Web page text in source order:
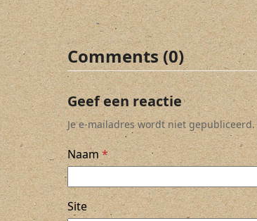
Comments (0)
Geef een reactie
Je e-mailadres wordt niet gepubliceerd.
Naam*
Site